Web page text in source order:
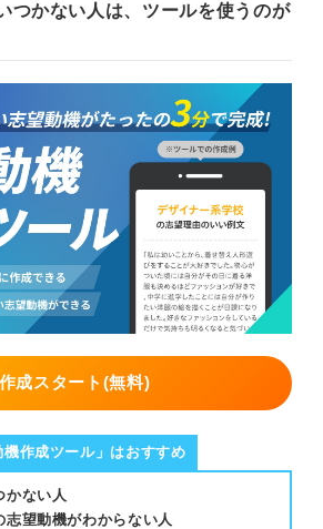
つかない人は、ツールを使うのが
作成スタート(無料)
作成ツール」はおすすめ
かない人
志望動機がわからない人